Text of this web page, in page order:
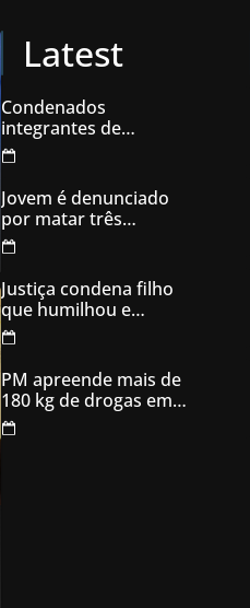
Latest
Condenados
integrantes de
organização
criminosa acusados
de explodir caixas
eletrônicos
Jovem é denunciado
por matar três
filhotes de cachorro e
usar sangue para
ameaçar os donos,
em Aparecida de
Goiânia
Justiça condena filho
que humilhou e
ameaçou mãe idosa;
da prisão à sentença
condenatória foram
apenas 21 dias
PM apreende mais de
180 kg de drogas em
Goiás